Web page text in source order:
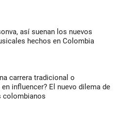
así suenan los nuevos
hechos en Colombia
carrera tradicional o
influencer? El nuevo dilema de
colombianos